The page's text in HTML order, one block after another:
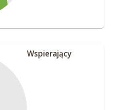
Wspierający